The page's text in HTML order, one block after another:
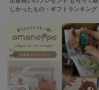
しかったもの・ギフトランキング